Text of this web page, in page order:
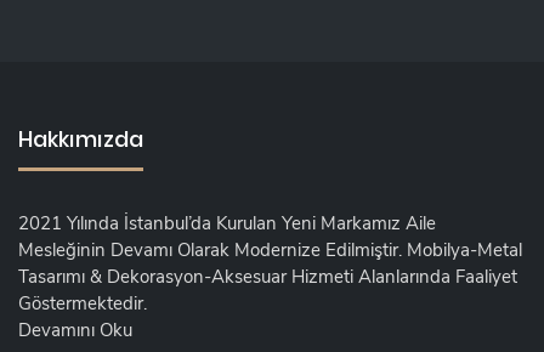
Hakkımızda
2021 Yılında İstanbul’da Kurulan Yeni Markamız Aile
Mesleğinin Devamı Olarak Modernize Edilmiştir. Mobilya-Metal
Tasarımı & Dekorasyon-Aksesuar Hizmeti Alanlarında Faaliyet
Göstermektedir.
Devamını Oku